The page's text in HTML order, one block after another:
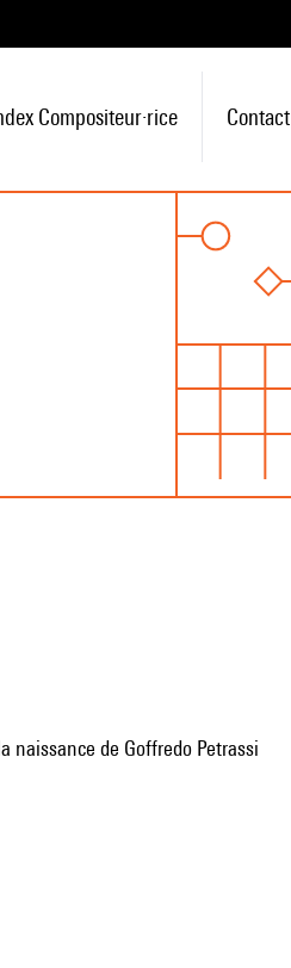
Compositeur·rice Contact
naissance de Goffredo Petrassi